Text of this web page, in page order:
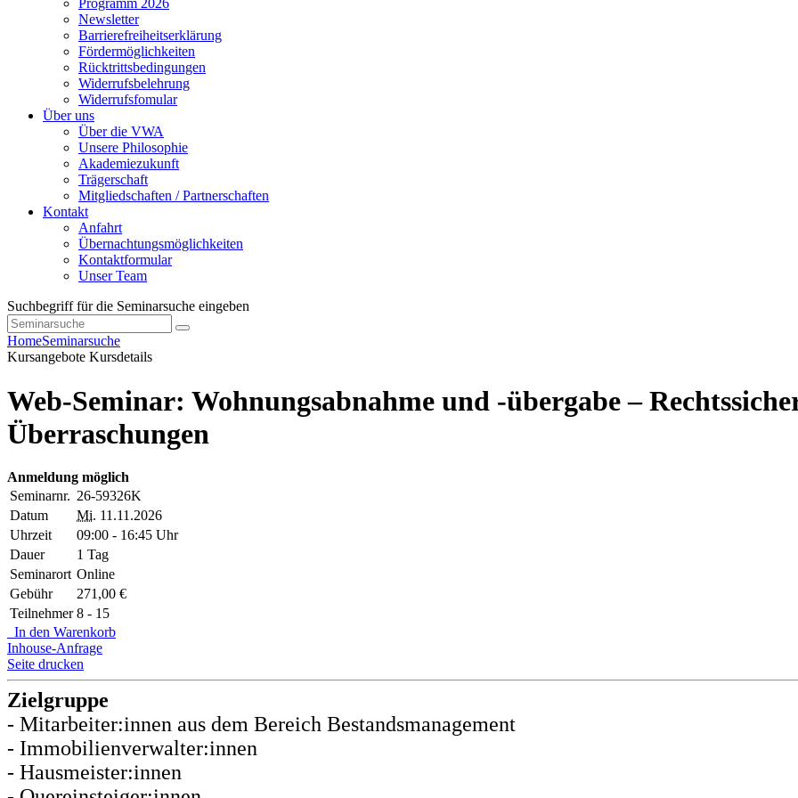
Programm 2026
Newsletter
Barrierefreiheitserklärung
Fördermöglichkeiten
Rücktrittsbedingungen
Widerrufsbelehrung
Widerrufsfomular
Über uns
Über die VWA
Unsere Philosophie
Akademiezukunft
Trägerschaft
Mitgliedschaften / Partnerschaften
Kontakt
Anfahrt
Übernachtungsmöglichkeiten
Kontaktformular
Unser Team
Suchbegriff für die Seminarsuche eingeben
HomeSeminarsuche
Kursangebote Kursdetails
Web-Seminar: Wohnungsabnahme und -übergabe –
Überraschungen
Anmeldung möglich
Seminarnr. 26-59326K
Datum
Mi. 11.11.2026
Uhrzeit
09:00 - 16:45 Uhr
Dauer
1 Tag
Seminarort Online
Gebühr
271,00 €
Teilnehmer 8 - 15
In den Warenkorb
Inhouse-Anfrage
Seite drucken
Zielgruppe
- Mitarbeiter:innen aus dem Bereich Bestandsmanagement
- Immobilienverwalter:innen
- Hausmeister:innen